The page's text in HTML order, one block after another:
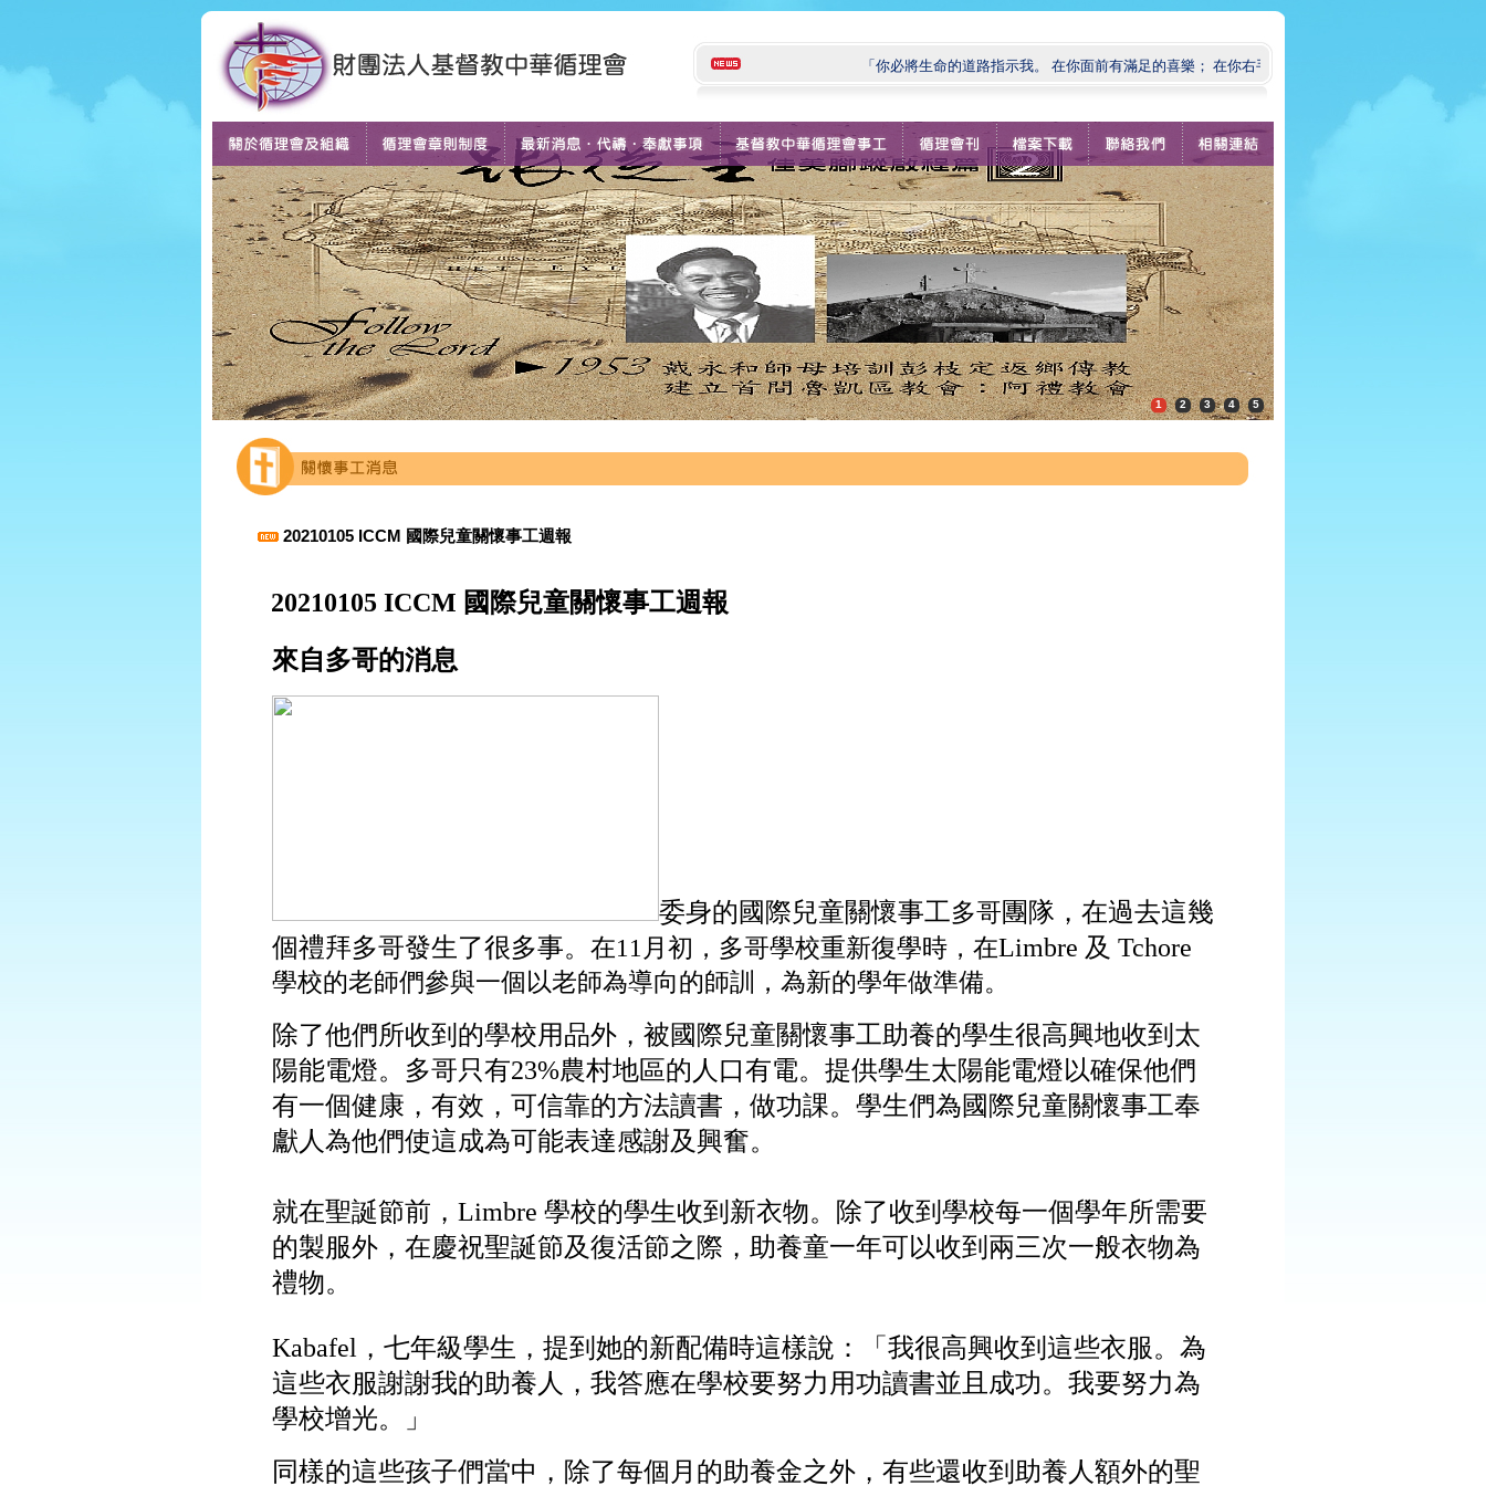
「你必將生命的道路指示我。 在你面前有滿足的喜樂； 在你右手中有永遠的福樂。」（ 詩篇 16:11 )
1 2 3 4 5
20210105 ICCM 國際兒童關懷事工週報
20210105 ICCM 國際兒童關懷事工週報
來自多哥的消息
委身的國際兒童關懷事工多哥團隊，在過去這幾
個禮拜多哥發生了很多事。在11 月初，多哥學校重新復學時，在Limbre 及 Tchore
學校的老師們參與一個以老師為導向的師訓，為新的學年做準備。
除了他們所收到的學校用品外，被國際兒童關懷事工助養的學生很高興地收到太
陽能電燈。多哥只有23%農村地區的人口有電。提供學生太陽能電燈以確保他們
有一個健康，有效，可信靠的方法讀書，做功課。學生們為國際兒童關懷事工奉
獻人為他們使這成為可能表達感謝及興奮。
就在聖誕節前，Limbre 學校的學生收到新衣物。除了收到學校每一個學年所需要
的製服外，在慶祝聖誕節及復活節之際，助養童一年可以收到兩三次一般衣物為
禮物。
Kabafel ，七年級學生，提到她的新配備時這樣說：「我很高興收到這些衣服。為
這些衣服謝謝我的助養人，我答應在學校要努力用功讀書並且成功。我要努力為
學校增光。」
同樣的這些孩子們當中，除了每個月的助養金之外，有些還收到助養人額外的聖